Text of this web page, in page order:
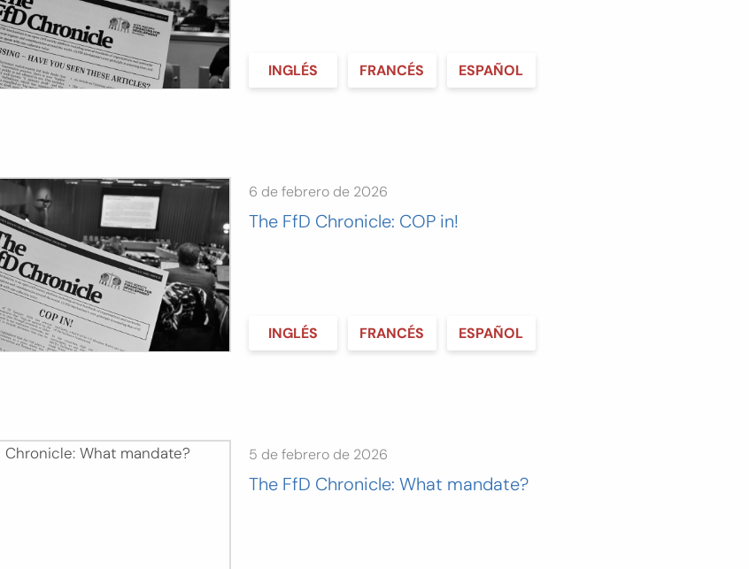
INGLÉS FRANCÉS ESPAÑOL
6 de febrero de 2026
The FfD Chronicle: COP in!
INGLÉS FRANCÉS ESPAÑOL
5 de febrero de 2026
The FfD Chronicle: What mandate?